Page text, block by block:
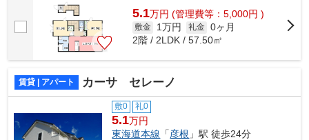
5.1万円 (管理費等：5,000円 )
敷金 1万円 礼金 0ヶ月
2階 / 2LDK / 57.50㎡
賃貸 | アパート カーサ セレーノ
敷0 礼0
5.1万円
東海道本線 「彦根 」駅 徒歩24分